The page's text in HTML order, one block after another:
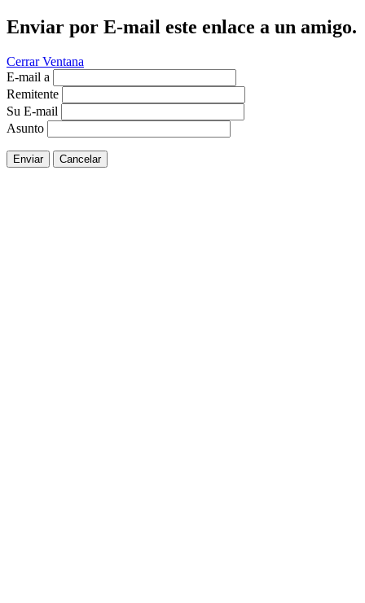
Enviar por E-mail este enlace a un amigo.
Cerrar Ventana
E-mail a
Remitente
Su E-mail
Asunto
Enviar Cancelar